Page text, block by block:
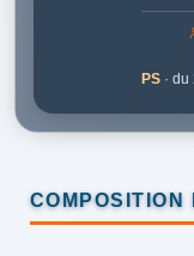
PS· du
COMPOSITION